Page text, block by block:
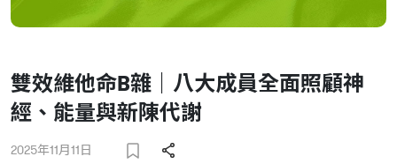
雙效維他命B雜｜八大成員全面照顧神
經、能量與新陳代謝
2025年11月11日